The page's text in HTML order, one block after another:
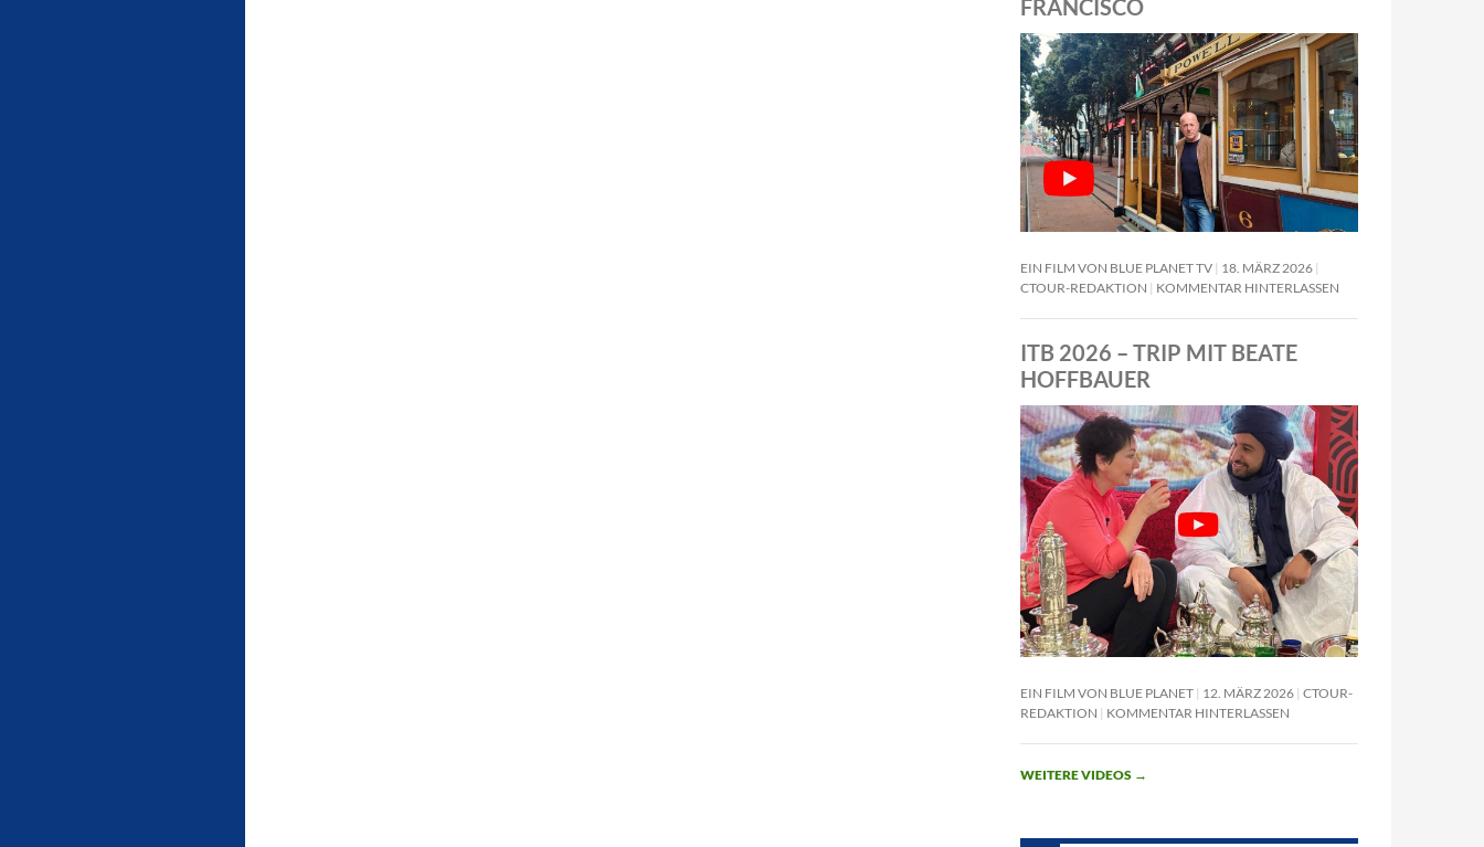
FRANCISCO
EIN FILM VON BLUE PLANET TV 18. MÄRZ 2026
CTOUR-REDAKTION
KOMMENTAR HINTERLASSEN
ITB 2026 – TRIP MIT BEATE
HOFFBAUER
EIN FILM VON BLUE PLANET 12. MÄRZ 2026 CTOUR-
REDAKTION
KOMMENTAR HINTERLASSEN
WEITERE VIDEOS →